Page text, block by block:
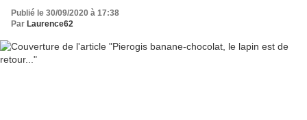
Publié le 30/09/2020 à 17:38
Par Laurence62